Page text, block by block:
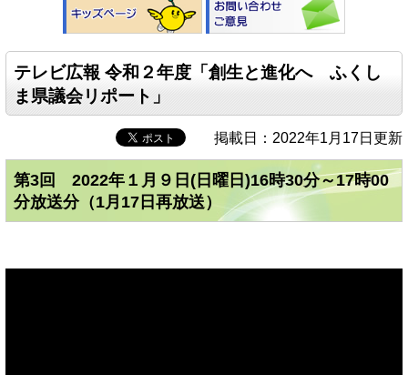
テレビ広報 令和２年度「創生と進化へ ふくし
ま県議会リポート」
掲載日：2022年1月17日更新
第3回 2022年１月９日(日曜日)16時30分～17時00
分放送分（1月17日再放送）